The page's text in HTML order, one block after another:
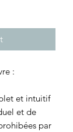
:
et intuitif
et de
par